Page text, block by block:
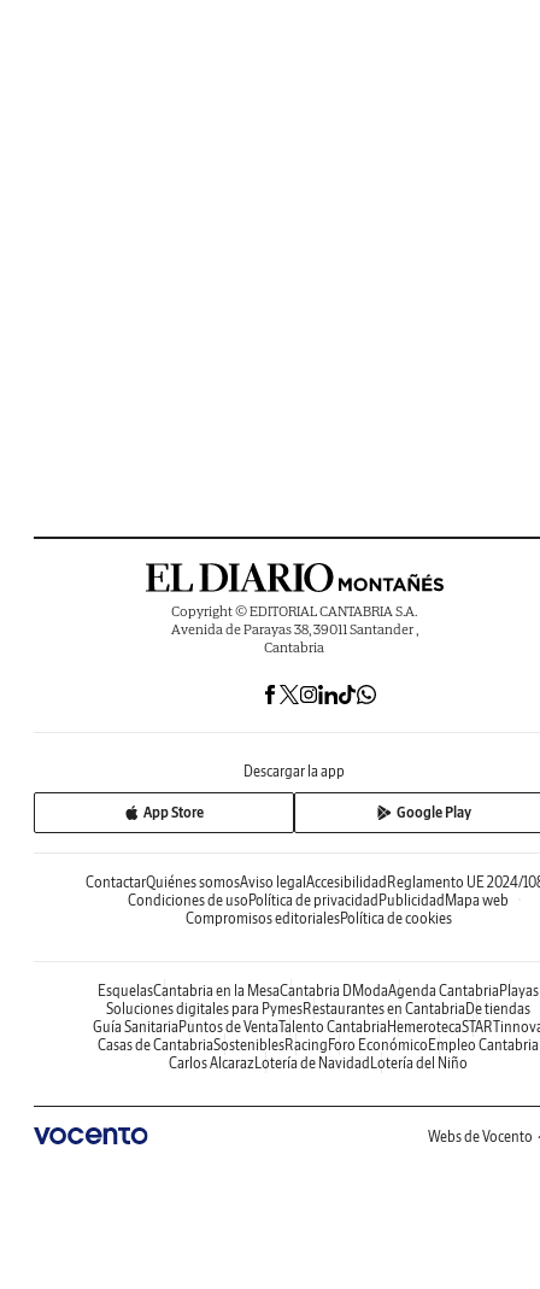
Copyright © EDITORIAL CANTABRIA S.A.
Avenida de Parayas 38, 39011 Santander ,
Cantabria
Descargar la app
App Store Google Play
ContactarQuiénes somosAviso legalAccesibilidadReglamento UE 2024/
Condiciones de usoPolítica de privacidadPublicidadMapa web
Compromisos editorialesPolítica de cookies
EsquelasCantabria en la MesaCantabria DModaAgenda CantabriaPlayas
Soluciones digitales para PymesRestaurantes en CantabriaDe tiendas
Guía SanitariaPuntos de VentaTalento CantabriaHemeroteca
Casas de CantabriaSosteniblesRacingForo EconómicoEmpleo Cantabria
Carlos AlcarazLotería de NavidadLotería del Niño
Webs de Vocento